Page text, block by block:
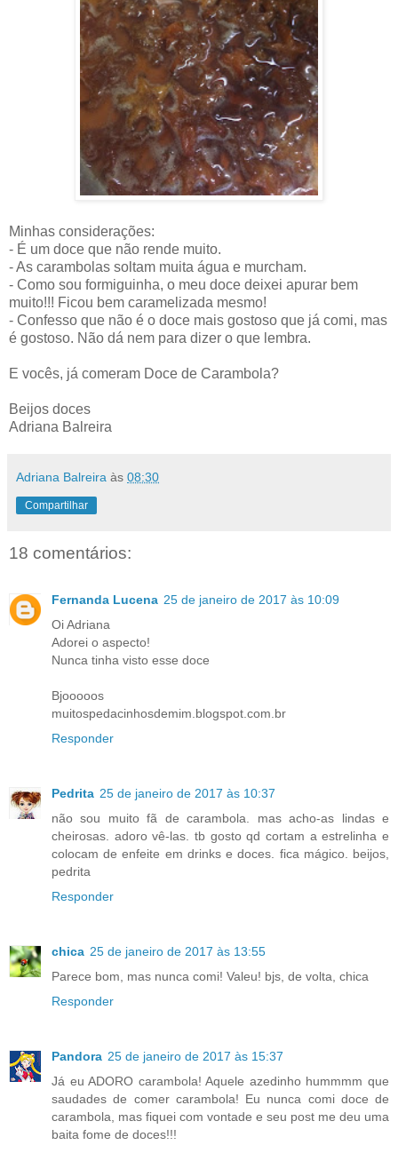
Minhas considerações:
- É um doce que não rende muito.
- As carambolas soltam muita água e murcham.
- Como sou formiguinha, o meu doce deixei apurar bem
muito!!! Ficou bem caramelizada mesmo!
- Confesso que não é o doce mais gostoso que já comi, mas
é gostoso. Não dá nem para dizer o que lembra.
E vocês, já comeram Doce de Carambola?
Beijos doces
Adriana Balreira
Adriana Balreira às 08:30
Compartilhar
18 comentários:
Fernanda Lucena 25 de janeiro de 2017 às 10:09
Oi Adriana
Adorei o aspecto!
Nunca tinha visto esse doce
Bjooooos
muitospedacinhosdemim.blogspot.com.br
Responder
Pedrita 25 de janeiro de 2017 às 10:37
não sou muito fã de carambola. mas acho-as lindas e
cheirosas. adoro vê-las. tb gosto qd cortam a estrelinha e
colocam de enfeite em drinks e doces. fica mágico. beijos,
pedrita
Responder
chica 25 de janeiro de 2017 às 13:55
Parece bom, mas nunca comi! Valeu! bjs, de volta, chica
Responder
Pandora 25 de janeiro de 2017 às 15:37
Já eu ADORO carambola! Aquele azedinho hummmm que
saudades de comer carambola! Eu nunca comi doce de
carambola, mas fiquei com vontade e seu post me deu uma
baita fome de doces!!!